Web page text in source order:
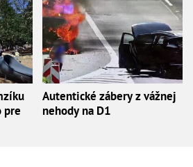
pre
Autentické zábery z vážnej
nehody na D1